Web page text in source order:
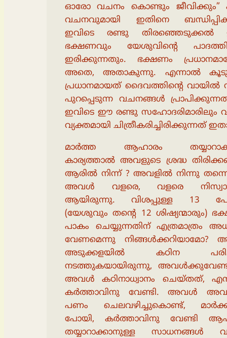
ഓരോ വചനം കൊണ്ടും ജീവിക്കും”
വചനവുമായി ഇതിനെ
ഇവിടെ രണ്ടു തിരഞ്ഞെടുക്കൽ
ഭക്ഷണവും യേശുവിൻ്റെ
ഇരിക്കുന്നതും. ഭക്ഷണം
അതെ, അതാകുന്നു. എന്നാൽ
പ്രധാനമായത് ദൈവത്തിൻ്റെ വായിൽ
പുറപ്പെടുന്ന വചനങ്ങൾ
ഇവിടെ ഈ രണ്ടു സഹോദരിമാരിലും
വ്യക്തമായി ചിത്രീകരിച്ചിരിക്കുന്നത്
മാർത്ത ആഹാരം
കാര്യത്താൽ അവളുടെ ശ്രദ്ധ
ആരിൽ നിന്ന് ? അവളിൽ നിന്നു
അവൾ വളരെ, വളരെ
ആയിരുന്നു. വിശപ്പുള്ള 13
(യേശുവും തന്റെ 12 ശിഷ്യന്മാരും)
പാകം ചെയ്യുന്നതിന് എത്രമാത്രം
വേണമെന്നു നിങ്ങൾക്കറിയാമോ?
അടുക്കളയിൽ കഠിന
നടത്തുകയായിരുന്നു,
അവൾ കഠിനാധ്വാനം ചെയ്തത്,
കർത്താവിനു വേണ്ടി. അവൾ
പണം ചെലവഴിച്ചുകൊണ്ട്,
പോയി, കർത്താവിനു വേണ്ടി
തയ്യാറാക്കാനുള്ള സാധനങ്ങൾ